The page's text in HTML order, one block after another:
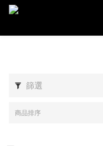
篩選
商品排序